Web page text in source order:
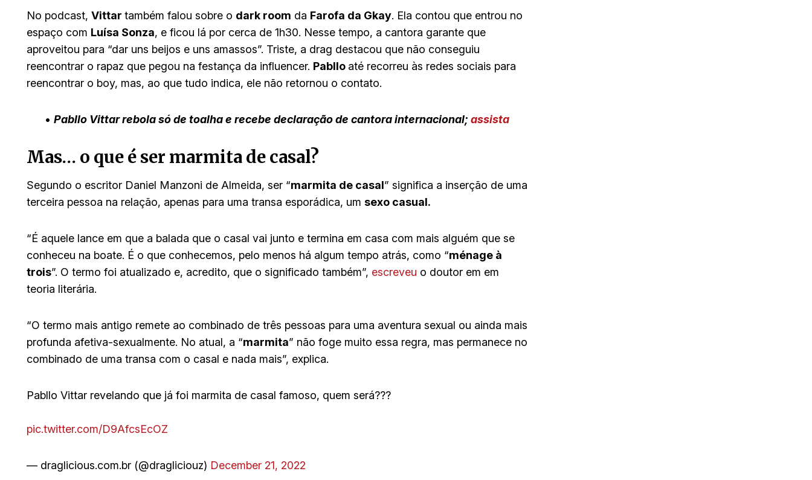
No podcast, Vittar também falou sobre o dark room da Farofa da Gkay. Ela contou que entrou no
espaço com Luísa Sonza, e ficou lá por cerca de 1h30. Nesse tempo, a cantora garante que
aproveitou para “dar uns beijos e uns amassos”. Triste, a drag destacou que não conseguiu
reencontrar o rapaz que pegou na festança da influencer. Pabllo até recorreu às redes sociais para
reencontrar o boy, mas, ao que tudo indica, ele não retornou o contato.
•Pabllo Vittar rebola só de toalha e recebe declaração de cantora internacional;assista
Mas… o que é ser marmita de casal?
Segundo o escritor Daniel Manzoni de Almeida, ser “marmita de casal” significa a inserção de uma
terceira pessoa na relação, apenas para uma transa esporádica, um sexo casual.
“É aquele lance em que a balada que o casal vai junto e termina em casa com mais alguém que se
conheceu na boate. É o que conhecemos, pelo menos há algum tempo atrás, como “ménage à
trois”. O termo foi atualizado e, acredito, que o significado também”, escreveu o doutor em em
teoria literária.
“O termo mais antigo remete ao combinado de três pessoas para uma aventura sexual ou ainda mais
profunda afetiva-sexualmente. No atual, a “marmita” não foge muito essa regra, mas permanece no
combinado de uma transa com o casal e nada mais”, explica.
Pabllo Vittar revelando que já foi marmita de casal famoso, quem será???
pic.twitter.com/D9AfcsEcOZ
— draglicious.com.br (@dragliciouz) December 21, 2022